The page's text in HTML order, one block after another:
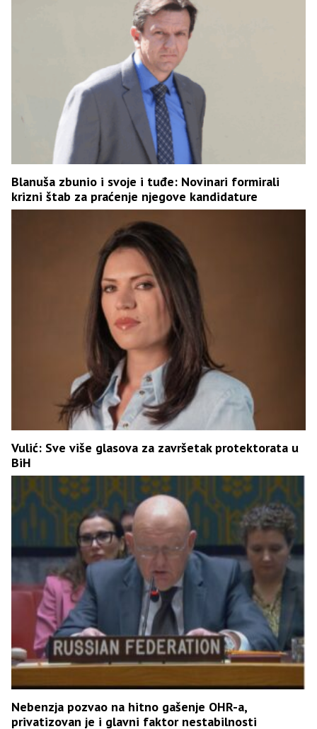
Blanuša zbunio i svoje i tuđe: Novinari formirali
krizni štab za praćenje njegove kandidature
Vulić: Sve više glasova za završetak protektorata u
BiH
Nebenzja pozvao na hitno gašenje OHR-a,
privatizovan je i glavni faktor nestabilnosti